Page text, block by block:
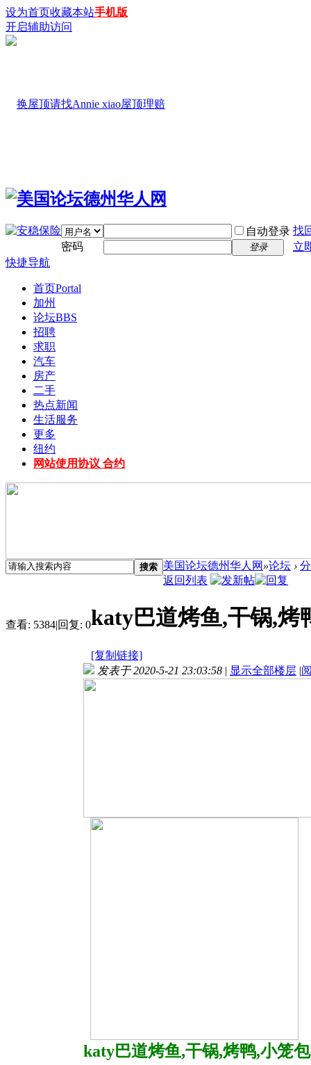
设为首页收藏本站手机版
开启辅助访问
自动登录 找
密码
登录
立
快捷导航
首页Portal
加州
论坛BBS
招聘
求职
汽车
房产
二手
热点新闻
生活服务
更多
纽约
网站使用协议 合约
搜索 美国论坛德州华人网 »论坛 ›
返回列表
查看: 5384|回复: 0katy巴道烤鱼,干锅,烤
[复制链接]
发表于 2020-5-21 23:03:58 | 显示全部楼层 |
katy巴道烤鱼,干锅,烤鸭,小笼